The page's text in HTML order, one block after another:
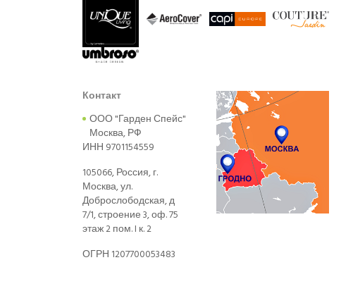
Контакт
ООО "Гарден Спейс"
Москва, РФ
ИНН 9701154559
105066, Россия, г.
Москва, ул.
Доброслободская, д
7/1, строение 3, оф. 75
этаж 2 пом. I к. 2
ОГРН 1207700053483